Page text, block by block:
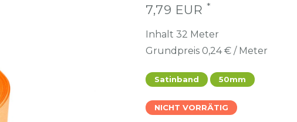
7,79 EUR *
Inhalt 32 Meter
Grundpreis 0,24 € / Meter
Satinband 50mm
NICHT VORRÄTIG